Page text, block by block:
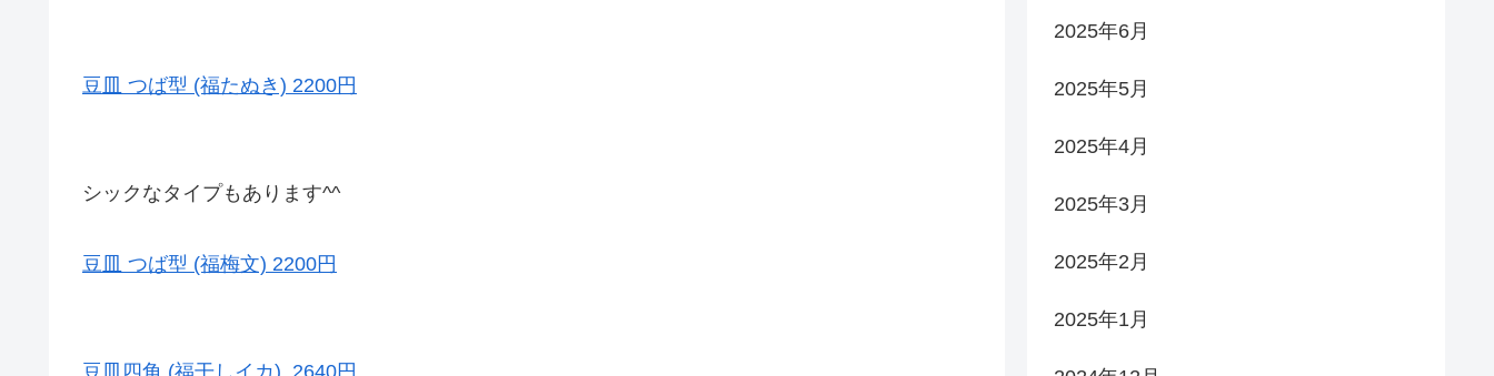
豆皿 つば型 (福たぬき) 2200円
シックなタイプもあります^^
豆皿 つば型 (福梅文) 2200円
豆皿四角 (福干しイカ) 2640円
2025年6月
2025年5月
2025年4月
2025年3月
2025年2月
2025年1月